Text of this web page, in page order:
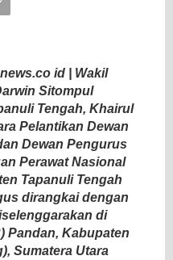
id | Wakil
Sitompul
Tengah, Khairul
Pelantikan Dewan
Dewan Pengurus
Perawat Nasional
Tapanuli Tengah
dirangkai dengan
di
Pandan, Kabupaten
Sumatera Utara